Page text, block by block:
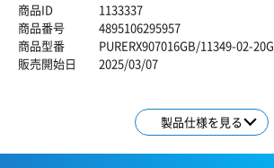
商品ID
1133337
商品番号
4895106295957
商品型番
PURERX907016GB/11349-02-20G
販売開始日
2025/03/07
製品仕様を見る